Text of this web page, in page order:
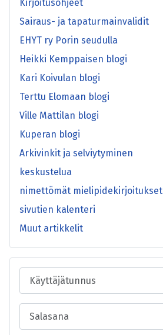
Kirjoitusohjeet
Sairaus- ja tapaturmainvalidit
EHYT ry Porin seudulla
Heikki Kemppaisen blogi
Kari Koivulan blogi
Terttu Elomaan blogi
Ville Mattilan blogi
Kuperan blogi
Arkivinkit ja selviytyminen
keskustelua
nimettömät mielipidekirjoitukset
sivutien kalenteri
Muut artikkelit
Käyttäjätunnus
Salasana